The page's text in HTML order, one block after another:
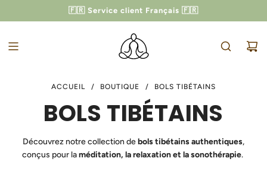
🇫🇷 Service client Français 🇫🇷
-10% AVEC LE CODEZEN10
ACCUEIL / BOUTIQUE / BOLS TIBÉTAINS
BOLS TIBÉTAINS
Découvrez notre collection debols tibétains authentiques,
conçus pour laméditation, la relaxation et la sonothérapie.